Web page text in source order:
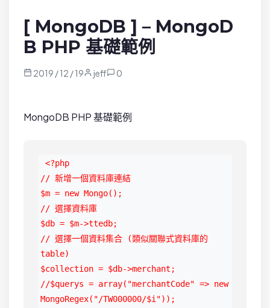
[ MongoDB ] – MongoD
B PHP 基礎範例
2019 / 12 / 19 jeff 0
MongoDB PHP 基礎範例
// 新增一個資料庫連結
$m = new Mongo();
// 選擇資料庫
$db = $m->ttedb;
// 選擇一個資料集合 (類似關聯式資料庫的
table)
$collection = $db->merchant;
//$querys = array("merchantCode" => new
MongoRegex("/TW000000/$i"));